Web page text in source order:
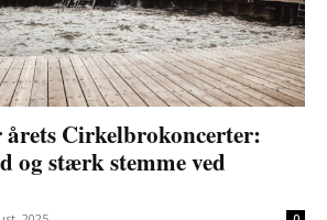
Cirkelbrokoncerter:
og stærk stemme ved